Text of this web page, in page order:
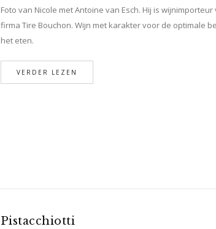
Foto van Nicole met Antoine van Esch. Hij is wijnimporteur
firma Tire Bouchon. Wijn met karakter voor de optimale
het eten.
VERDER LEZEN
Pistacchiotti